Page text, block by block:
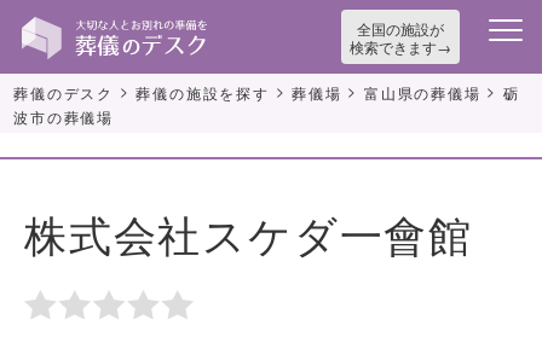
全国の施設が
検索できます
葬儀のデスク >葬儀の施設を探す >葬儀場 >富山県の葬儀場 >砺
波市の葬儀場
株式会社スケダ一會館